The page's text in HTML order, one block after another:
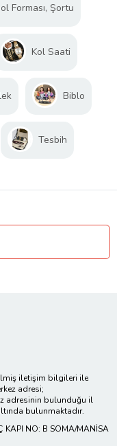
Forması, Şortu
Kol Saati
Biblo
Tesbih
iletişim bilgileri ile
adresi;
adresinin bulunduğu il
bulunmaktadır.
KAPI NO: B SOMA/MANİSA